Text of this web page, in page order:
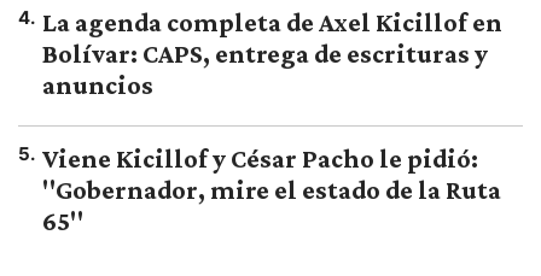
4. La agenda completa de Axel Kicillof en
Bolívar: CAPS, entrega de escrituras y
anuncios
5. Viene Kicillof y César Pacho le pidió:
"Gobernador, mire el estado de la Ruta
65"